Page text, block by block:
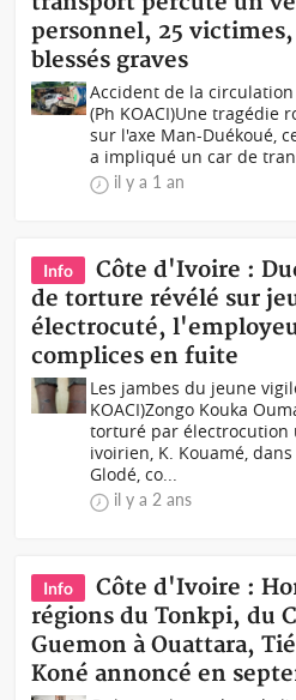
personnel, 25
blessés graves
Accident de la
(Ph KOACI)Une tragédie
sur l'axe Man-Duékoué,
a impliqué un car de
il y a 1 an
Info
Côte d'Ivoire :
de torture révélé sur
électrocuté,
complices en fuite
Les jambes du jeune
KOACI)Zongo Kouka
torturé par électrocution
ivoirien, K. Kouamé,
Glodé, co...
il y a 2 ans
Info
Côte d'Ivoire :
régions du Tonkpi, du
Guemon à Ouattara,
Koné annoncé en